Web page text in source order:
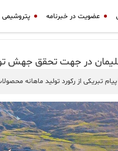
عضویت در خبرنامه پتروشیمی
۸۶ هزار تن اوره و ۵۳ هزار تن آمونیاک در
تبریکی از رکورد تولید ماهانه